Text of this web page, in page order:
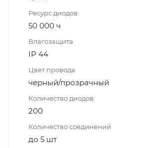
Ресурс диодов
50 000 ч
Влагозащита
IP 44
Цвет провода
черный/прозрачный
Количество диодов
200
Количество соединений
до 5 шт